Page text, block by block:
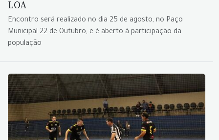
LOA
Encontro será realizado no dia 25 de agosto, no Paço
Municipal 22 de Outubro, e é aberto à participação da
população